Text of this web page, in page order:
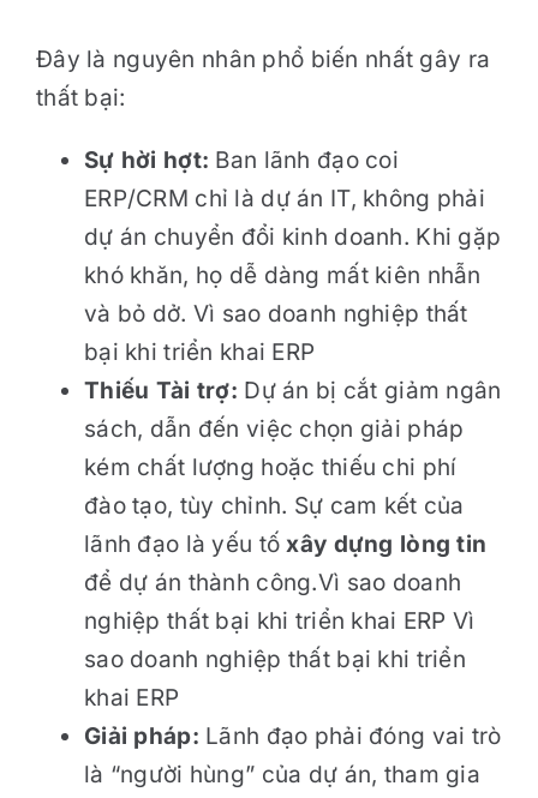
Đây là nguyên nhân phổ biến nhất gây ra
thất bại:
Sự hời hợt: Ban lãnh đạo coi
ERP/CRM chỉ là dự án IT, không phải
dự án chuyển đổi kinh doanh. Khi gặp
khó khăn, họ dễ dàng mất kiên nhẫn
và bỏ dở. Vì sao doanh nghiệp thất
bại khi triển khai ERP
Thiếu Tài trợ: Dự án bị cắt giảm ngân
sách, dẫn đến việc chọn giải pháp
kém chất lượng hoặc thiếu chi phí
đào tạo, tùy chỉnh. Sự cam kết của
lãnh đạo là yếu tốxây dựng lòng tin
để dự án thành công.Vì sao doanh
nghiệp thất bại khi triển khai ERP Vì
sao doanh nghiệp thất bại khi triển
khai ERP
Giải pháp: Lãnh đạo phải đóng vai trò
là “người hùng” của dự án, tham gia